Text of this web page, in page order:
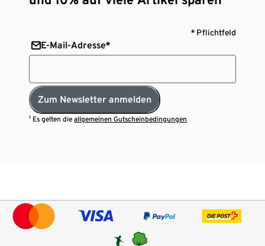
* Pflichtfeld
E-Mail-Adresse*
Zum Newsletter anmelden
¹ Es gelten dieallgemeinen Gutscheinbedingungen